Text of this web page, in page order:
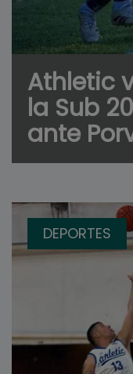
Athletic
la Sub
ante
DEPORTES